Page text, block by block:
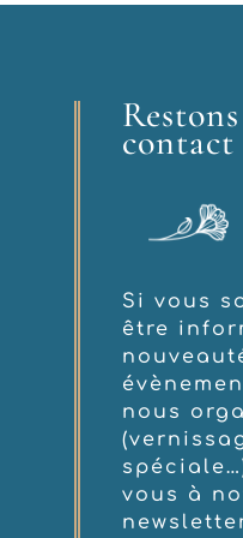
contact
Si vous
être
nous
vous à